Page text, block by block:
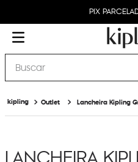
PIX
Buscar
Outlet Lancheira Kipling